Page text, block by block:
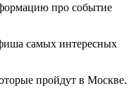
про событие
самых интересных
пройдут в Москве.